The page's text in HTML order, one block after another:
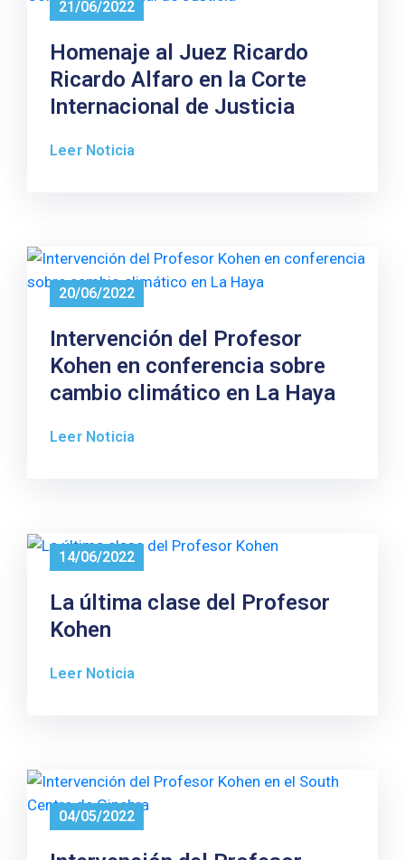
21/06/2022
Homenaje al Juez Ricardo
Ricardo Alfaro en la Corte
Internacional de Justicia
Leer Noticia
20/06/2022
Intervención del Profesor
Kohen en conferencia sobre
cambio climático en La Haya
Leer Noticia
14/06/2022
La última clase del Profesor
Kohen
Leer Noticia
04/05/2022